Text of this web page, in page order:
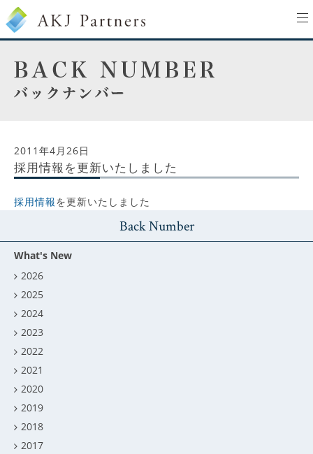
2011年4月26日
採用情報を更新いたしました
採用情報を更新いたしました
Back Number
What's New
2026
2025
2024
2023
2022
2021
2020
2019
2018
2017